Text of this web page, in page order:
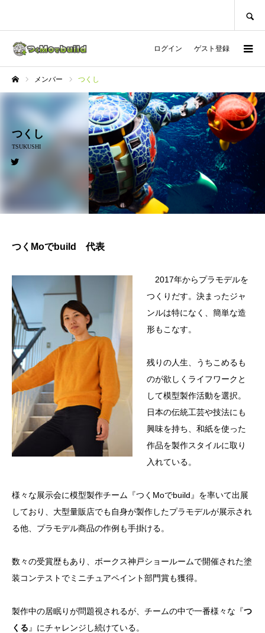
ログイン ゲスト登録
メンバー つくし
つくし
TSUKUSHI
つくMoでbuild 代表
2017年からプラモデルを
つくりだす。決まったジャ
ンルは特になく、簡単な造
形もこなす。
残りの人生、うちこめるも
のが欲しくライフワークと
して模型製作活動を選択。
日本の伝統工芸や技法にも
興味を持ち、和紙を使った
作品を製作スタイルに取り
入れている。
様々な展示会に模型製作チーム『つくMoでbuild』を率いて出展
しており、大型量販店でも自身が製作したプラモデルが展示され
る他、プラモデル商品の作例も手掛ける。
数々の受賞歴もあり、ボークス神戸ショールームで開催された塗
装コンテストでミニチュアペイント部門賞も獲得。
製作中の居眠りが問題視されるが、チームの中で一番様々な『つ
くる 』にチャレンジし続けている。